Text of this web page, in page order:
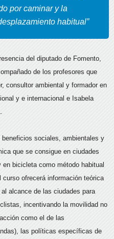
por caminar y la
habitual”
del diputado de Fomento,
de los profesores que
consultor ambiental y formador en
y e internacional e Isabela
sociales, ambientales y
que se consigue en ciudades
bicicleta como método habitual
ofrecerá información teórica
alcance de las ciudades para
incentivando la movilidad no
como el de las
las políticas específicas de